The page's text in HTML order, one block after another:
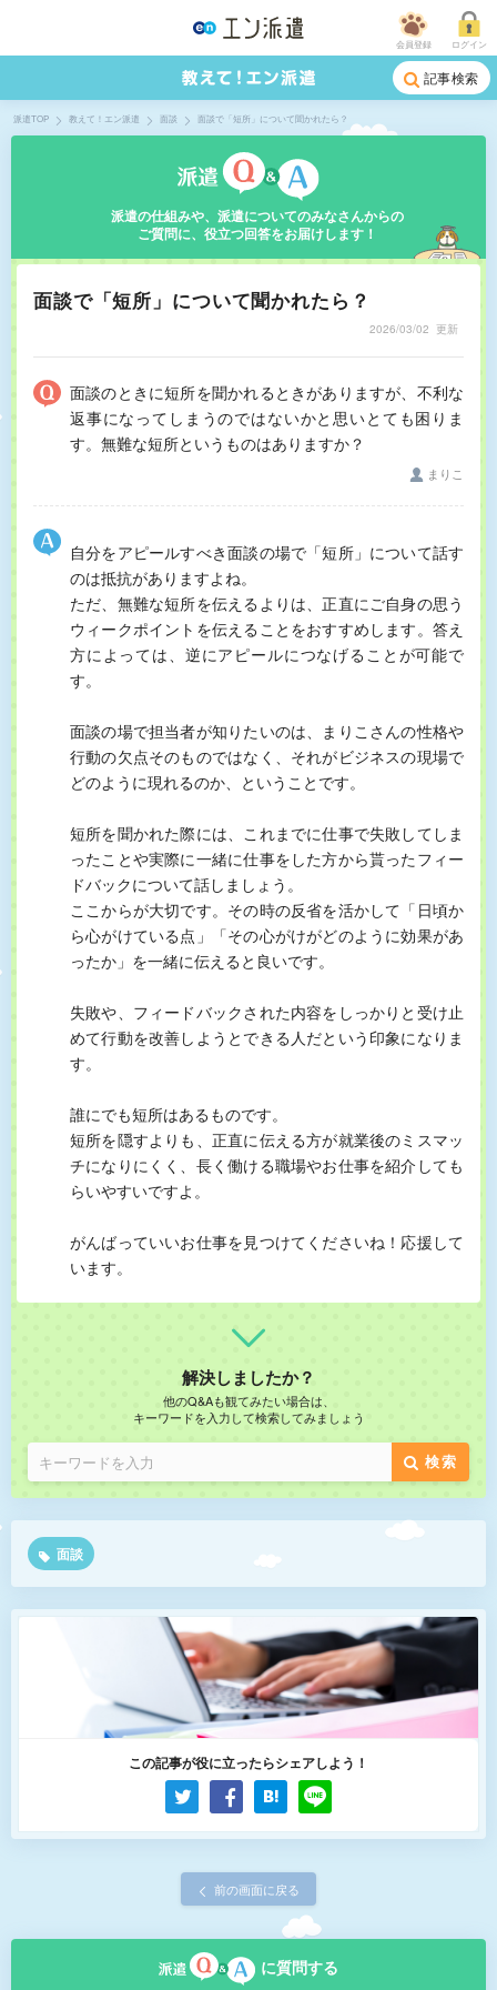
会員登録 ログイン
記事検索
派遣TOP 教えて！エン派遣 面談 面談で「短所」について聞かれたら？
派遣の仕組みや、派遣についてのみなさんからの
ご質問に、役立つ回答をお届けします！
面談で「短所」について聞かれたら？
2026/03/02 更新
面談のときに短所を聞かれるときがありますが、不利な
返事になってしまうのではないかと思いとても困りま
す。無難な短所というものはありますか？
まりこ
自分をアピールすべき面談の場で「短所」について話す
のは抵抗がありますよね。
ただ、無難な短所を伝えるよりは、正直にご自身の思う
ウィークポイントを伝えることをおすすめします。答え
方によっては、逆にアピールにつなげることが可能で
す。
面談の場で担当者が知りたいのは、まりこさんの性格や
行動の欠点そのものではなく、それがビジネスの現場で
どのように現れるのか、ということです。
短所を聞かれた際には、これまでに仕事で失敗してしま
ったことや実際に一緒に仕事をした方から貰ったフィー
ドバックについて話しましょう。
ここからが大切です。その時の反省を活かして「日頃か
ら心がけている点」「その心がけがどのように効果があ
ったか」を一緒に伝えると良いです。
失敗や、フィードバックされた内容をしっかりと受け止
めて行動を改善しようとできる人だという印象になりま
す。
誰にでも短所はあるものです。
短所を隠すよりも、正直に伝える方が就業後のミスマッ
チになりにくく、長く働ける職場やお仕事を紹介しても
らいやすいですよ。
がんばっていいお仕事を見つけてくださいね！応援して
います。
解決しましたか？
他のQ&Aも観てみたい場合は、
キーワードを入力して検索してみましょう
検索
面談
この記事が役に立ったらシェアしよう！
前の画面に戻る
に質問する